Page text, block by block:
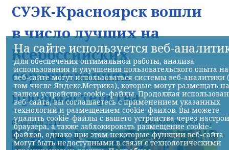
СУЭК-Красноярск вошли
в число лучших на
Всероссийских
соревнованиях
профмастерства
07.08.2026 22:13 НИА-Красноярск
На сайте используется веб-
Для обеспечения оптимальной работы, анализа
использования и улучшения пользовательского опыта на
веб-сайте могут использоваться системы веб-аналитики
том числе Яндекс.Метрика), которые могут размещать на
вашем устройстве cookie-файлы. Продолжая
веб-сайта, вы соглашаетесь с применением указанных
технологий и размещением cookie-файлов. Вы можете
удалить cookie-файлы с вашего устройства через
браузера, а также заблокировать размещение cookie-
файлов, однако при этом некоторые функции веб-сайта
могут быть недоступными в связи с технологическими